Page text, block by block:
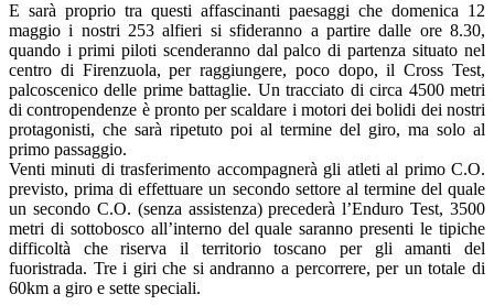
E sarà proprio tra questi affascinanti paesaggi che domenica 12
maggio i nostri 253 alfieri si sfideranno a partire dalle ore 8.30,
quando i primi piloti scenderanno dal palco di partenza situato nel
centro di Firenzuola, per raggiungere, poco dopo, il Cross Test,
palcoscenico delle prime battaglie. Un tracciato di circa 4500 metri
di contropendenze è pronto per scaldare i motori dei bolidi dei nostri
protagonisti, che sarà ripetuto poi al termine del giro, ma solo al
primo passaggio.
Venti minuti di trasferimento accompagnerà gli atleti al primo C.O.
previsto, prima di effettuare un secondo settore al termine del quale
un secondo C.O. (senza assistenza) precederà l’Enduro Test, 3500
metri di sottobosco all’interno del quale saranno presenti le tipiche
difficoltà che riserva il territorio toscano per gli amanti del
fuoristrada. Tre i giri che si andranno a percorrere, per un totale di
60km a giro e sette speciali.